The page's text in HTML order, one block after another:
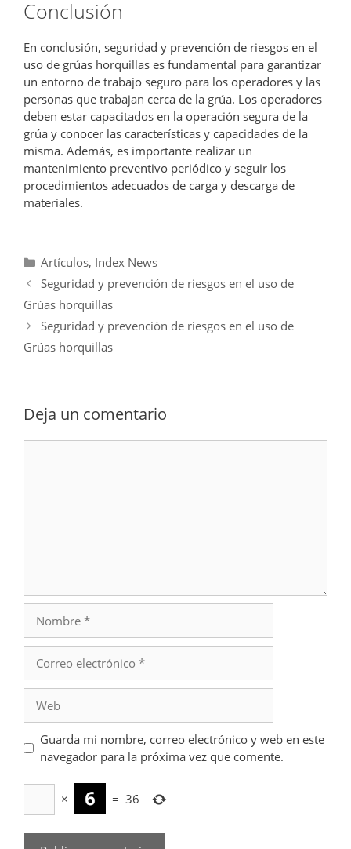
Conclusión
En conclusión, seguridad y prevención de riesgos en el
uso de grúas horquillas es fundamental para garantizar
un entorno de trabajo seguro para los operadores y las
personas que trabajan cerca de la grúa. Los operadores
deben estar capacitados en la operación segura de la
grúa y conocer las características y capacidades de la
misma. Además, es importante realizar un
mantenimiento preventivo periódico y seguir los
procedimientos adecuados de carga y descarga de
materiales.
Categorías
Artículos, Index News
Seguridad y prevención de riesgos en el uso de
Grúas horquillas
Seguridad y prevención de riesgos en el uso de
Grúas horquillas
Deja un comentario
electrónico
Guarda mi nombre, correo electrónico y web en este
navegador para la próxima vez que comente.
× = 36